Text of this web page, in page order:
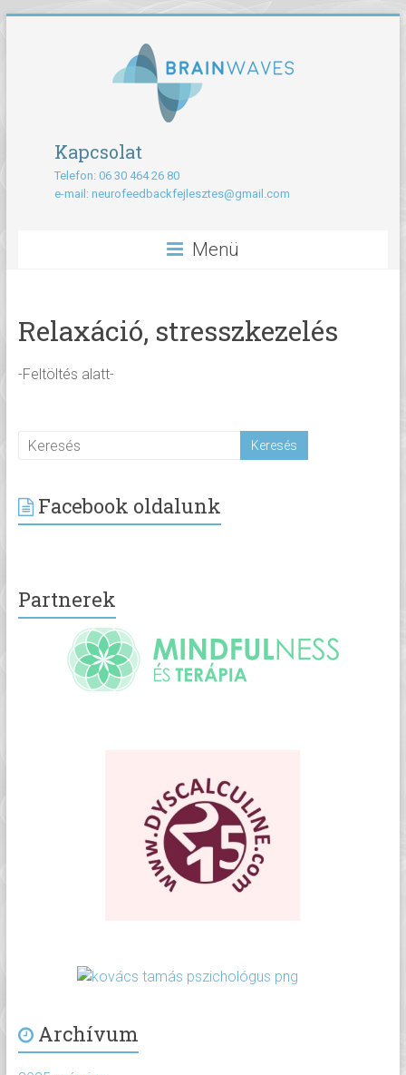
Kapcsolat
Telefon: 06 30 464 26 80
e-mail: neurofeedbackfejlesztes@gmail.com
Menü
Relaxáció, stresszkezelés
-Feltöltés alatt-
Facebook oldalunk
Partnerek
Archívum